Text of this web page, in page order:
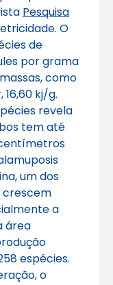
Pesquisa
O
de
por grama
como
kj/g.
revela
tem até
um dos
crescem
a
área
espécies.
o